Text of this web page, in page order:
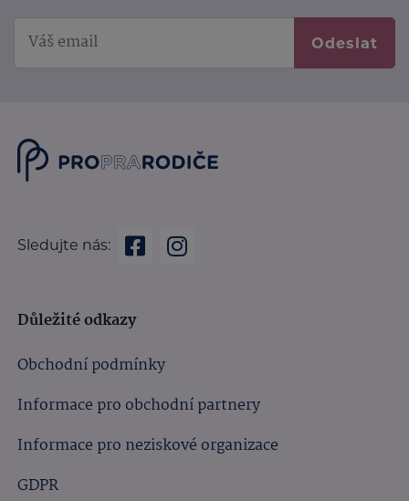
Odeslat
Sledujte nás:
Důležité odkazy
Obchodní podmínky
Informace pro obchodní partnery
Informace pro neziskové organizace
GDPR